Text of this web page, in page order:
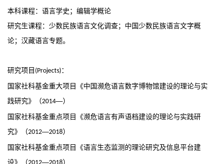
本科课程：语言学史；编辑学概论
研究生课程：少数民族语言文化调查；中国少数民族语言文字概
论；汉藏语言专题。
研究项目 (Projects)：
国家社科基金重大项目《中国濒危语言数字博物馆建设的理论与实
践研究》（2014—）
国家社科基金重点项目《濒危语言有声语档建设的理论与实践研
究》（2012—2018）
国家社科基金重点项目《语言生态监测的理论研究及信息平台建
设》（
—
）